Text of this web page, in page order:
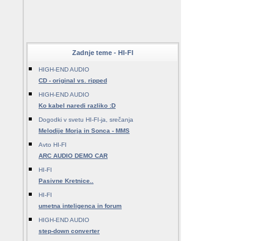
Zadnje teme - HI-FI
HIGH-END AUDIO
CD - original vs. ripped
HIGH-END AUDIO
Ko kabel naredi razliko :D
Dogodki v svetu HI-FI-ja, srečanja
Melodije Morja in Sonca - MMS
Avto HI-FI
ARC AUDIO DEMO CAR
HI-FI
Pasivne Kretnice..
HI-FI
umetna inteligenca in forum
HIGH-END AUDIO
step-down converter